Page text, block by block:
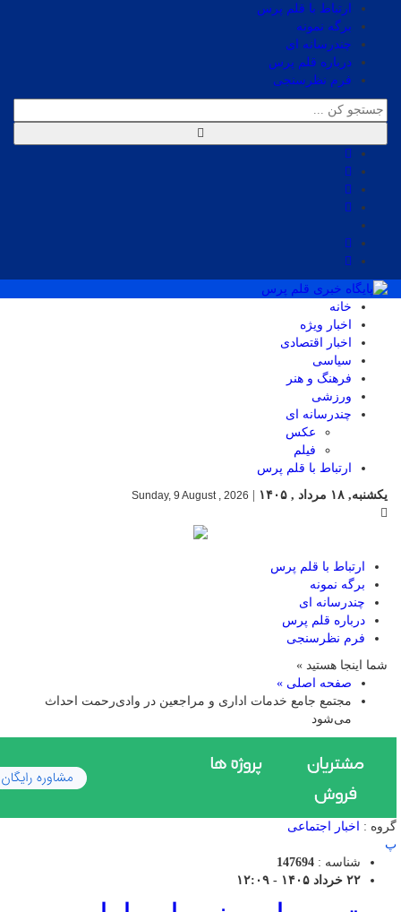
ارتباط با قلم پرس
برگه نمونه
چندرسانه ای
درباره قلم پرس
فرم نظرسنجی
خانه
اخبار ویژه
اخبار اقتصادی
سیاسی
فرهنگ و هنر
ورزشی
چندرسانه ای
عکس
فیلم
ارتباط با قلم پرس
یکشنبه, ۱۸ مرداد , ۱۴۰۵
Sunday, 9 August , 2026
ارتباط با قلم پرس
برگه نمونه
چندرسانه ای
درباره قلم پرس
فرم نظرسنجی
شما اینجا هستید »
صفحه اصلی »
مجتمع جامع خدمات اداری و مراجعین در وادی‌رحمت احداث
می‌شود
گروه :
اخبار اجتماعی
پ
شناسه : 147694
۲۲ خرداد ۱۴۰۵ - ۱۲:۰۹